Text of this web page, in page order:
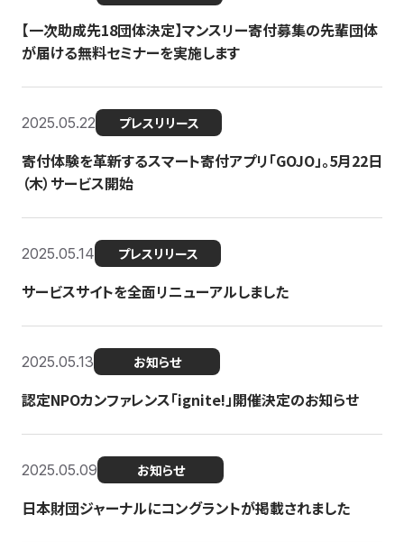
【一次助成先18団体決定】マンスリー寄付募集の先輩団体
が届ける無料セミナーを実施します
2025.05.22 プレスリリース
寄付体験を革新するスマート寄付アプリ「GOJO」。5月22日
（木）サービス開始
2025.05.14 プレスリリース
サービスサイトを全面リニューアルしました
2025.05.13 お知らせ
認定NPOカンファレンス「ignite!」開催決定のお知らせ
2025.05.09 お知らせ
日本財団ジャーナルにコングラントが掲載されました